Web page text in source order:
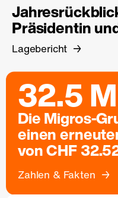
Präsidentin
Lagebericht
32.5
Die Migros-
einen
von CHF
Zahlen & Fakten